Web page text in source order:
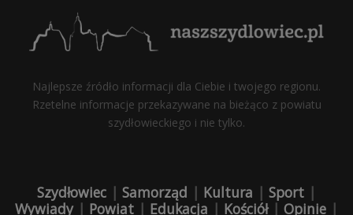
Najlepsze źródło informacji dla Ciebie i twojego regionu.
Rzetelne informacje przekazywane na bieżąco z powiatu
szydłowieckiego i nie tylko.
Szydłowiec | Samorząd | Kultura | Sport |
Wywiady| Powiat | Edukacja | Kościół| Opinie |